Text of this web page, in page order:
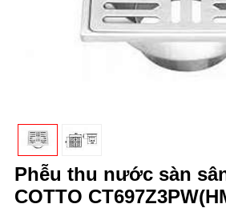
Phễu thu nước sàn
COTTO